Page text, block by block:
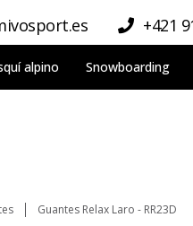
+421
alpino Snowboarding
Guantes Relax Laro - RR23D